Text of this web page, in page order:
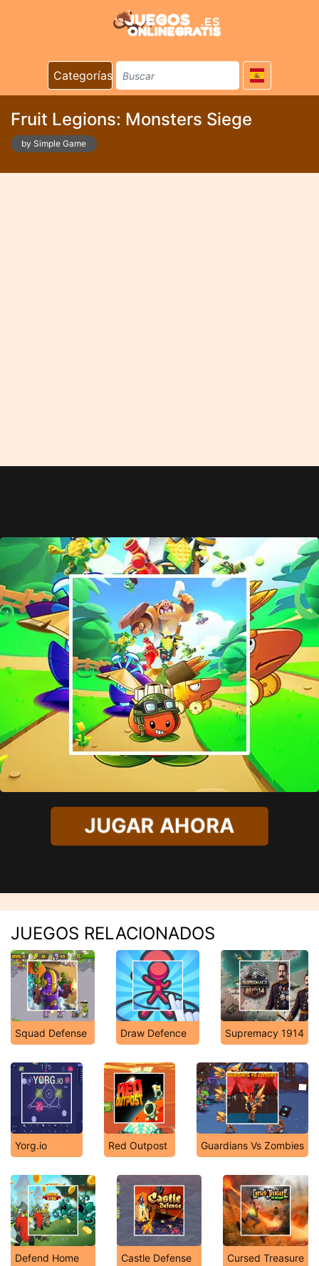
Categorías
Fruit Legions: Monsters Siege
by Simple Game
JUGAR AHORA
JUEGOS RELACIONADOS
Squad Defense Draw Defence Supremacy 1914
Yorg.io Red Outpost Guardians Vs Zombies
Defend Home Castle Defense Cursed Treasure